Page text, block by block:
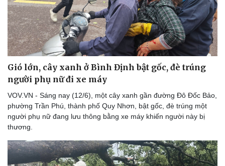
Thể thao
Bóng đá
Lịch thi đấu bóng đá
Thế giới thể thao
eSports
Hậu trường
Ô tô - Xe máy
Xe máy
Tư vấn
Gió lớn, cây xanh ở Bình Định bật gốc, đè trúng
người phụ nữ đi xe máy
VOV.VN - Sáng nay (12/6), một cây xanh gần đường Đô Đốc Bảo,
phường Trần Phú, thành phố Quy Nhơn, bật gốc, đè trúng một
người phụ nữ đang lưu thông bằng xe máy khiến người này bị
thương.